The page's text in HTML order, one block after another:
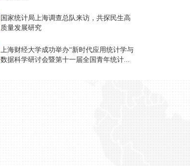
国家统计局上海调查总队来访，共探民生高
质量发展研究
上海财经大学成功举办“新时代应用统计学与
数据科学研讨会暨第十一届全国青年统计...